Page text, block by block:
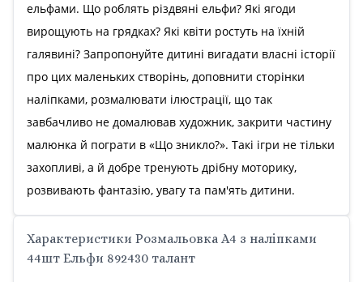
ельфами. Що роблять різдвяні ельфи? Які ягоди
вирощують на грядках? Які квіти ростуть на їхній
галявині? Запропонуйте дитині вигадати власні історії
про цих маленьких створінь, доповнити сторінки
наліпками, розмалювати ілюстрації, що так
завбачливо не домалював художник, закрити частину
малюнка й пограти в «Що зникло?». Такі ігри не тільки
захопливі, а й добре тренують дрібну моторику,
розвивають фантазію, увагу та пам'ять дитини.
Характеристики Розмальовка А4 з наліпками
44шт Ельфи 892430 талант